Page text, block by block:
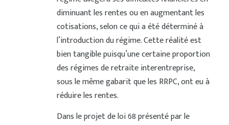
diminuant les rentes ou en augmentant les
cotisations, selon ce qui a été déterminé à
l’introduction du régime. Cette réalité est
bien tangible puisqu’une certaine proportion
des régimes de retraite interentreprise,
sous le même gabarit que les RRPC, ont eu à
réduire les rentes.
Dans le projet de loi 68 présenté par le